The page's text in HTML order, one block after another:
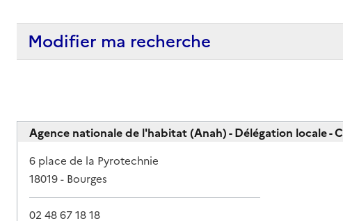
Modifier ma recherche
Agence nationale de l'habitat (Anah) - Délégation locale -
Adresse
6 place de la Pyrotechnie
18019- Bourges
02 48 67 18 18